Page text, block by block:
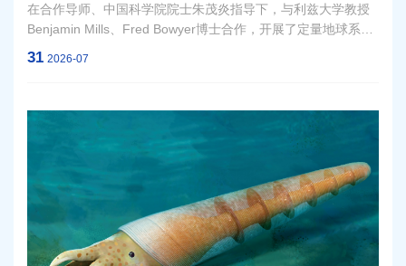
在合作导师、中国科学院院士朱茂炎指导下，与利兹大学教授
Benjamin Mills、Fred Bowyer博士合作，开展了定量地球系统
模拟研究。相关成果近期发表于《自然》（Nature）旗下期刊
31 2026-07